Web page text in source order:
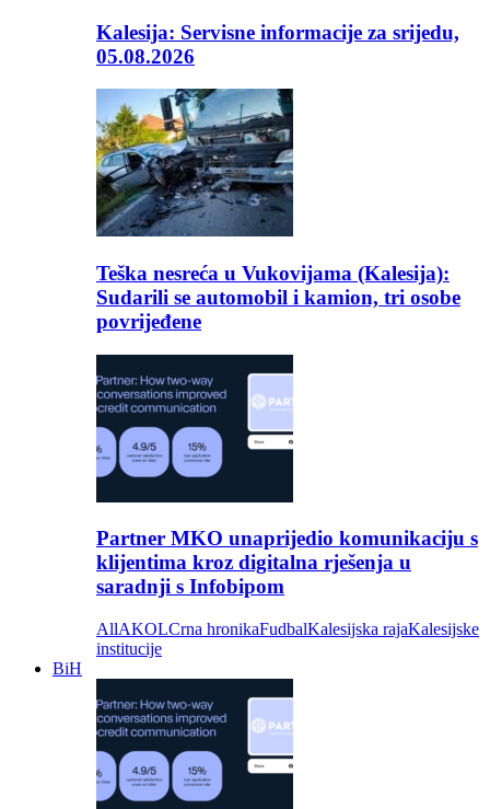
Kalesija: Servisne informacije za srijedu,
05.08.2026
Teška nesreća u Vukovijama (Kalesija):
Sudarili se automobil i kamion, tri osobe
povrijeđene
Partner MKO unaprijedio komunikaciju s
klijentima kroz digitalna rješenja u
saradnji s Infobipom
AllAKOLCrna hronikaFudbalKalesijska rajaKalesijske
institucije
BiH